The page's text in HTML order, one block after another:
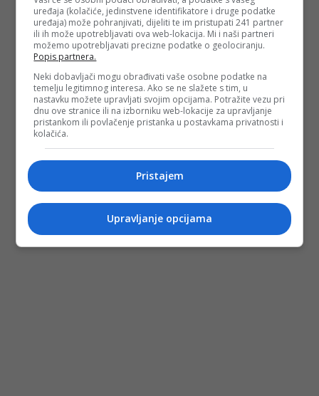
uređaja (kolačiće, jedinstvene identifikatore i druge podatke
uređaja) može pohranjivati, dijeliti te im pristupati 241 partner
ili ih može upotrebljavati ova web-lokacija. Mi i naši partneri
možemo upotrebljavati precizne podatke o geolociranju.
Popis partnera.
Neki dobavljači mogu obrađivati vaše osobne podatke na
temelju legitimnog interesa. Ako se ne slažete s tim, u
nastavku možete upravljati svojim opcijama. Potražite vezu pri
dnu ove stranice ili na izborniku web-lokacije za upravljanje
pristankom ili povlačenje pristanka u postavkama privatnosti i
kolačića.
Pristajem
Upravljanje opcijama